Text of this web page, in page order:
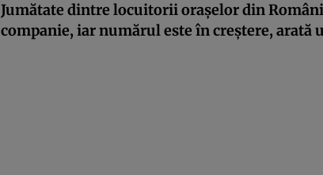
Jumătate dintre locuitorii orașelor din
companie, iar numărul este în creștere, arată